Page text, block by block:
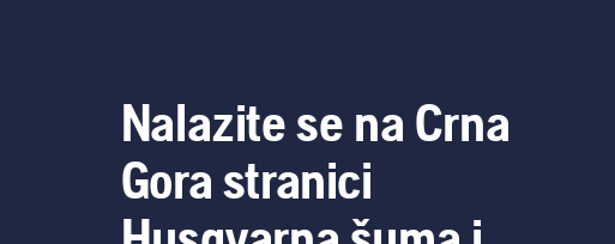
Nalazite se na Crna
Gora stranici